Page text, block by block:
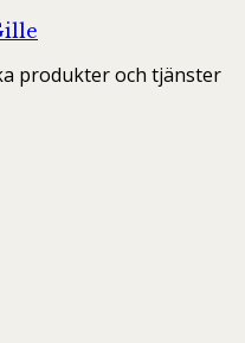
produkter och tjänster